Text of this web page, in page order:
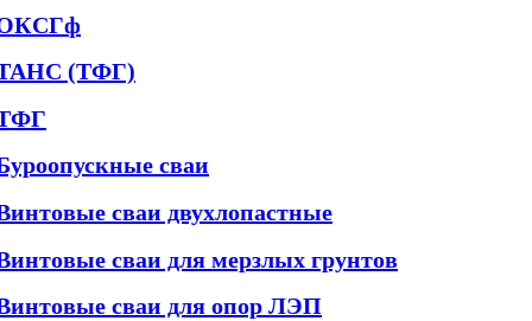
(ТФГ)
сваи
сваи двухлопастные
сваи для мерзлых грунтов
сваи для опор ЛЭП